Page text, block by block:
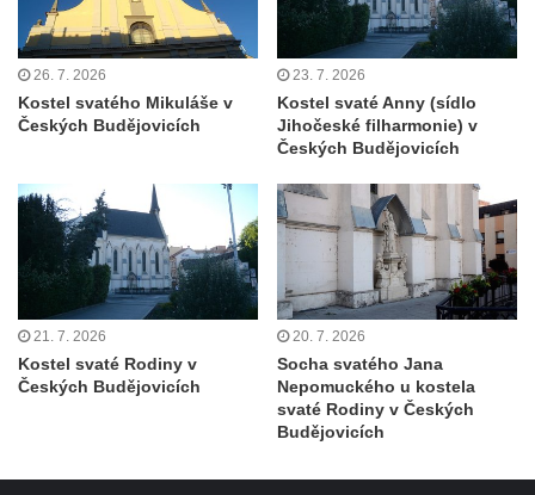
Kostel svatého Františka z Assisi v Tanvaldu
Riedlova hrobka v Desné
Křečanech
Márnice nového hřbitova ve Starých
Křečanech
Bývalá márnice u hřbitova v Dubé
Kostel Nalezení svatého Kříže v Dubé
Kostel Nanebevzetí Panny Marie v
Úněticích
Kostel svatého Klementa v Levém Hradci
Kostel Wang (Karpacz – Bierutowice,
26. 7. 2026
Kostel svatého Mikuláše v
Českých Budějovicích
23. 7. 2026
Kostel svaté Anny (sídlo
Jihočeské filharmonie) v
Českých Budějovicích
21. 7. 2026
Kostel svaté Rodiny v
Českých Budějovicích
20. 7. 2026
Socha svatého Jana
Nepomuckého u kostela
svaté Rodiny v Českých
Budějovicích